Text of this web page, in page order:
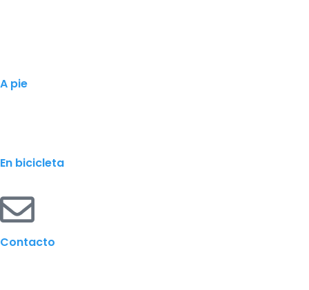
A pie
En bicicleta
Contacto